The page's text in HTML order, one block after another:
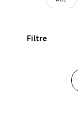
Filtre